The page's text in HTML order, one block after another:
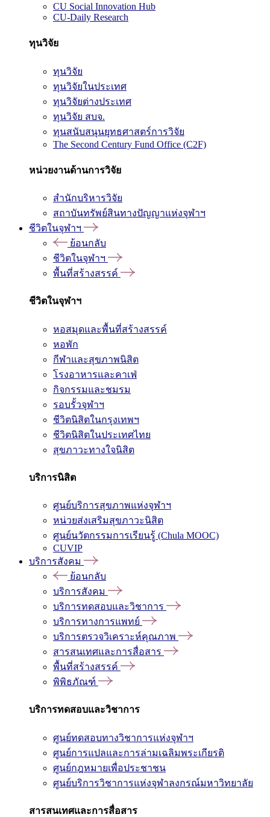
CU Social Innovation Hub
CU-Daily Research
ทุนวิจัย
ทุนวิจัย
ทุนวิจัยในประเทศ
ทุนวิจัยต่างประเทศ
ทุนวิจัย สบจ.
ทุนสนับสนุนยุทธศาสตร์การวิจัย
The Second Century Fund Office (C2F)
หน่วยงานด้านการวิจัย
สำนักบริหารวิจัย
สถาบันทรัพย์สินทางปัญญาแห่งจุฬาฯ
ชีวิตในจุฬาฯ
ย้อนกลับ
ชีวิตในจุฬาฯ
พื้นที่สร้างสรรค์
ชีวิตในจุฬาฯ
หอสมุดและพื้นที่สร้างสรรค์
หอพัก
กีฬาและสุขภาพนิสิต
โรงอาหารและคาเฟ่
กิจกรรมและชมรม
รอบรั้วจุฬาฯ
ชีวิตนิสิตในกรุงเทพฯ
ชีวิตนิสิตในประเทศไทย
สุขภาวะทางใจนิสิต
บริการนิสิต
ศูนย์บริการสุขภาพแห่งจุฬาฯ
หน่วยส่งเสริมสุขภาวะนิสิต
ศูนย์นวัตกรรมการเรียนรู้ (Chula MOOC)
CUVIP
บริการสังคม
ย้อนกลับ
บริการสังคม
บริการทดสอบและวิชาการ
บริการทางการแพทย์
บริการตรวจวิเคราะห์คุณภาพ
สารสนเทศและการสื่อสาร
พื้นที่สร้างสรรค์
พิพิธภัณฑ์
บริการทดสอบและวิชาการ
ศูนย์ทดสอบทางวิชาการแห่งจุฬาฯ
ศูนย์การแปลและการล่ามเฉลิมพระเกียรติ
ศูนย์กฎหมายเพื่อประชาชน
ศูนย์บริการวิชาการแห่งจุฬาลงกรณ์มหาวิทยาลัย
สารสนเทศและการสื่อสาร